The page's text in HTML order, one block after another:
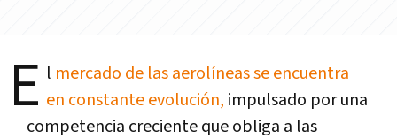
E l mercado de las aerolíneas se encuentra
en constante evolución, impulsado por una
competencia creciente que obliga a las